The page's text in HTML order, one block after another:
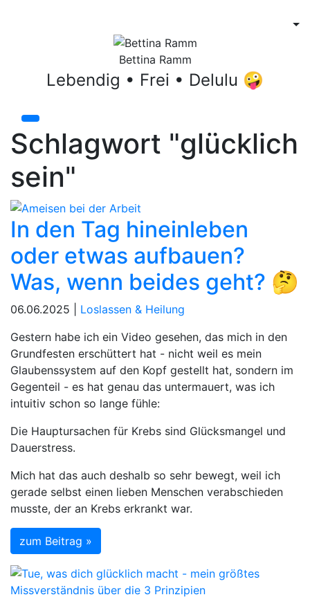
Bettina Ramm
Lebendig • Frei • Delulu 🤪
Schlagwort "glücklich
sein"
In den Tag hineinleben
oder etwas aufbauen?
Was, wenn beides geht? 🤔
06.06.2025 | Loslassen & Heilung
Gestern habe ich ein Video gesehen, das mich in den
Grundfesten erschüttert hat - nicht weil es mein
Glaubenssystem auf den Kopf gestellt hat, sondern im
Gegenteil - es hat genau das untermauert, was ich
intuitiv schon so lange fühle:
Die Hauptursachen für Krebs sind Glücksmangel und
Dauerstress.
Mich hat das auch deshalb so sehr bewegt, weil ich
gerade selbst einen lieben Menschen verabschieden
musste, der an Krebs erkrankt war.
zum Beitrag »